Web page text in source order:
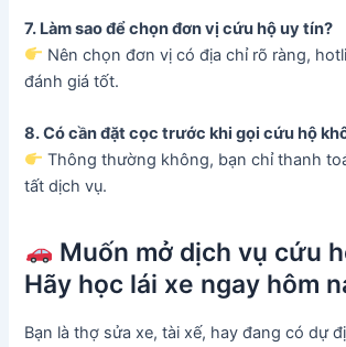
7. Làm sao để chọn đơn vị cứu hộ uy tín?
Nên chọn đơn vị có địa chỉ rõ ràng,
đánh giá tốt.
8. Có cần đặt cọc trước khi gọi cứu hộ
Thông thường không, bạn chỉ thanh
tất dịch vụ.
Muốn mở dịch vụ cứu
Hãy học lái xe ngay hôm
Bạn là thợ sửa xe, tài xế, hay đang có dự